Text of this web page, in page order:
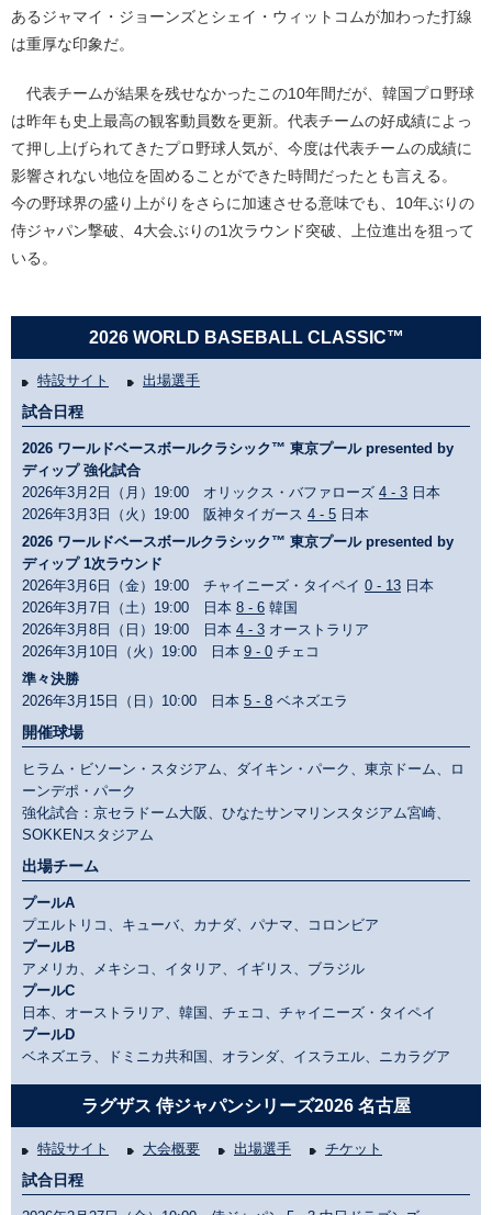
あるジャマイ・ジョーンズとシェイ・ウィットコムが加わった打線
は重厚な印象だ。
代表チームが結果を残せなかったこの10年間だが、韓国プロ野球
は昨年も史上最高の観客動員数を更新。代表チームの好成績によっ
て押し上げられてきたプロ野球人気が、今度は代表チームの成績に
影響されない地位を固めることができた時間だったとも言える。
今の野球界の盛り上がりをさらに加速させる意味でも、10年ぶりの
侍ジャパン撃破、4大会ぶりの1次ラウンド突破、上位進出を狙って
いる。
2026 WORLD BASEBALL CLASSIC™
特設サイト 出場選手
試合日程
2026 ワールドベースボールクラシック™ 東京プール presented by
ディップ 強化試合
2026年3月2日（月）19:00 オリックス・バファローズ 4 - 3 日本
2026年3月3日（火）19:00 阪神タイガース 4 - 5 日本
2026 ワールドベースボールクラシック™ 東京プール presented by
ディップ 1次ラウンド
2026年3月6日（金）19:00 チャイニーズ・タイペイ 0 - 13 日本
2026年3月7日（土）19:00 日本 8 - 6 韓国
2026年3月8日（日）19:00 日本 4 - 3 オーストラリア
2026年3月10日（火）19:00 日本 9 - 0 チェコ
準々決勝
2026年3月15日（日）10:00 日本 5 - 8 ベネズエラ
開催球場
ヒラム・ビソーン・スタジアム、ダイキン・パーク、東京ドーム、ロ
ーンデポ・パーク
強化試合：京セラドーム大阪、ひなたサンマリンスタジアム宮崎、
SOKKENスタジアム
出場チーム
プールA
プエルトリコ、キューバ、カナダ、パナマ、コロンビア
プールB
アメリカ、メキシコ、イタリア、イギリス、ブラジル
プールC
日本、オーストラリア、韓国、チェコ、チャイニーズ・タイペイ
プールD
ベネズエラ、ドミニカ共和国、オランダ、イスラエル、ニカラグア
ラグザス 侍ジャパンシリーズ2026 名古屋
特設サイト 大会概要 出場選手 チケット
試合日程